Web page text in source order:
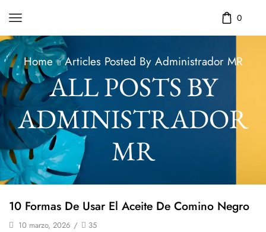
0
Home Articles Posted By Administrador MR
ALL POSTS BY
ADMINISTRADOR
MR
10 Formas De Usar El Aceite De Comino Negro
10 marzo, 2026 / 35